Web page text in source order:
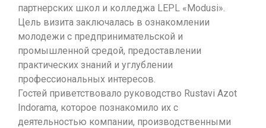
партнерских школ и колледжа LEPL «Modusi».
Цель визита заключалась в ознакомлении
молодежи с предпринимательской и
промышленной средой, предоставлении
практических знаний и углублении
профессиональных интересов.
Гостей приветствовало руководство Rustavi Azot
Indorama, которое познакомило их с
деятельностью компании, производственными